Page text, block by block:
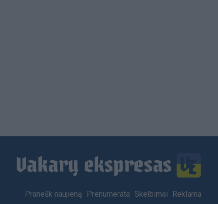
Footer
Pranešk naujieną Prenumerata Skelbimai
Reklama